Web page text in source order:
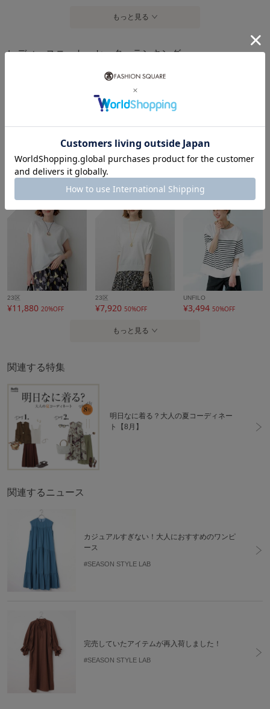
もっと見る
レディースニット・セーターランキング
UNFILO
¥4,791
2
grove
¥3,979 ¥16,940
4
23区
¥11,880 20%OFF
5
23区
¥7,920 50%OFF
6
UNFILO
¥3,494 50%OFF
もっと見る
関連する特集
明日なに着る？大人の夏コーディネー
ト【8月】
関連するニュース
カジュアルすぎない！大人におすすめのワンピ
ース
#SEASON STYLE LAB
完売していたアイテムが再入荷しました！
#SEASON STYLE LAB